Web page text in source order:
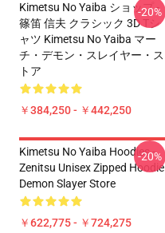
Kimetsu No Yaiba ショップ -
篠笛 信夫 クラシック 3D Tシ
ャツ Kimetsu No Yaiba マー
チ・デモン・スレイヤー・ス
トア
￥384,250 - ￥442,250
-20%
Kimetsu No Yaiba Hoodies -
Zenitsu Unisex Zipped Hoodie
Demon Slayer Store
￥622,775 - ￥724,275
-20%